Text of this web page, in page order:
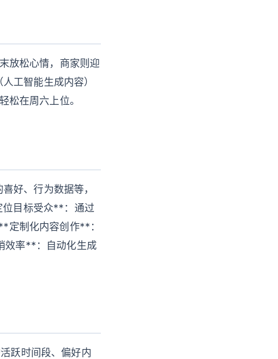
放松心情，商家则迎
工智能生成内容）
松在周六上位。
好、行为数据等，
位目标受众**：通过
定制化内容创作**：
效率**：自动化生成
跃时间段、偏好内